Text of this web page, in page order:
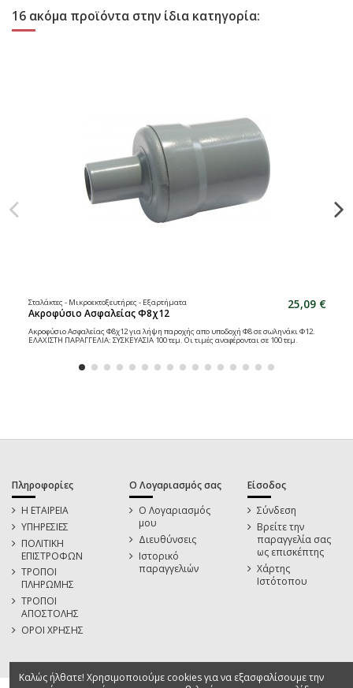
16 ακόμα προϊόντα στην ίδια κατηγορία:
Σταλάκτες - Μικροεκτοξευτήρες - Εξαρτήματα
Ακροφύσιο Ασφαλείας Φ8χ12
25,09 €
Ακροφύσιο Ασφαλείας Φ8χ12 για λήψη παροχής απο υποδοχή Φ8 σε σωληνάκι Φ12.
ΕΛΑΧΙΣΤΗ ΠΑΡΑΓΓΕΛΙΑ: ΣΥΣΚΕΥΑΣΙΑ 100 τεμ. Οι τιμές αναφέρονται σε 100 τεμ.
Πληροφορίες
Η ΕΤΑΙΡΕΙΑ
ΥΠΗΡΕΣΙΕΣ
ΠΟΛΙΤΙΚΗ
ΕΠΙΣΤΡΟΦΩΝ
ΤΡΟΠΟΙ
ΠΛΗΡΩΜΗΣ
ΤΡΟΠΟΙ
ΑΠΟΣΤΟΛΗΣ
ΟΡΟΙ ΧΡΗΣΗΣ
Ο Λογαριασμός σας
Ο Λογαριασμός
μου
Διευθύνσεις
Ιστορικό
παραγγελιών
Είσοδος
Σύνδεση
Βρείτε την
παραγγελία σας
ως επισκέπτης
Χάρτης
Ιστότοπου
Καλώς ήλθατε! Χρησιμοποιούμε cookies για να εξασφαλίσουμε την